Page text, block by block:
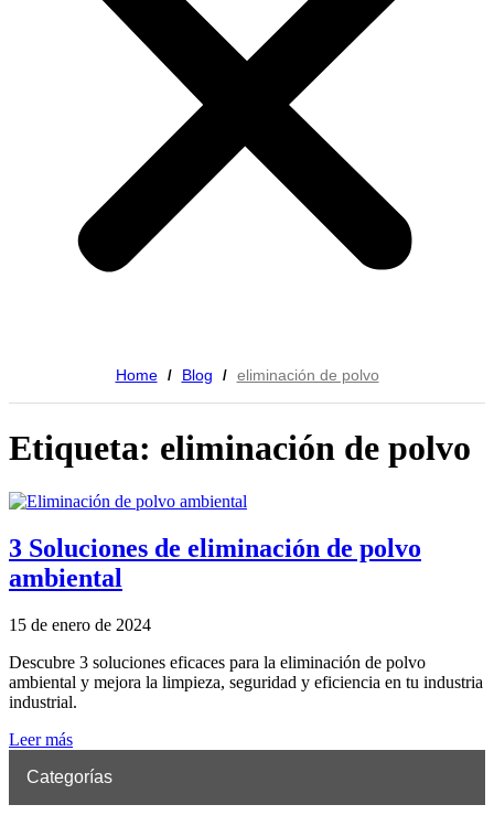
Home / Blog / eliminación de polvo
Etiqueta: eliminación de polvo
3 Soluciones de eliminación de polvo
ambiental
15 de enero de 2024
Descubre 3 soluciones eficaces para la eliminación de polvo
ambiental y mejora la limpieza, seguridad y eficiencia en tu industria
industrial.
Leer más
Categorías